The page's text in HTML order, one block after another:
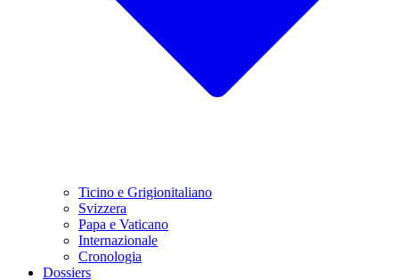
Ticino e Grigionitaliano
Svizzera
Papa e Vaticano
Internazionale
Cronologia
Dossiers